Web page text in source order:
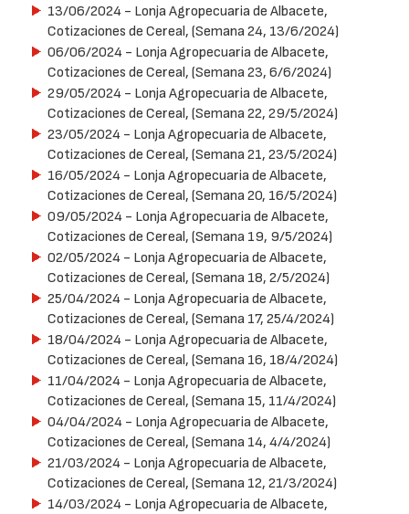
13/06/2024 - Lonja Agropecuaria de Albacete,
Cotizaciones de Cereal, (Semana 24, 13/6/2024)
06/06/2024 - Lonja Agropecuaria de Albacete,
Cotizaciones de Cereal, (Semana 23, 6/6/2024)
29/05/2024 - Lonja Agropecuaria de Albacete,
Cotizaciones de Cereal, (Semana 22, 29/5/2024)
23/05/2024 - Lonja Agropecuaria de Albacete,
Cotizaciones de Cereal, (Semana 21, 23/5/2024)
16/05/2024 - Lonja Agropecuaria de Albacete,
Cotizaciones de Cereal, (Semana 20, 16/5/2024)
09/05/2024 - Lonja Agropecuaria de Albacete,
Cotizaciones de Cereal, (Semana 19, 9/5/2024)
02/05/2024 - Lonja Agropecuaria de Albacete,
Cotizaciones de Cereal, (Semana 18, 2/5/2024)
25/04/2024 - Lonja Agropecuaria de Albacete,
Cotizaciones de Cereal, (Semana 17, 25/4/2024)
18/04/2024 - Lonja Agropecuaria de Albacete,
Cotizaciones de Cereal, (Semana 16, 18/4/2024)
11/04/2024 - Lonja Agropecuaria de Albacete,
Cotizaciones de Cereal, (Semana 15, 11/4/2024)
04/04/2024 - Lonja Agropecuaria de Albacete,
Cotizaciones de Cereal, (Semana 14, 4/4/2024)
21/03/2024 - Lonja Agropecuaria de Albacete,
Cotizaciones de Cereal, (Semana 12, 21/3/2024)
14/03/2024 - Lonja Agropecuaria de Albacete,